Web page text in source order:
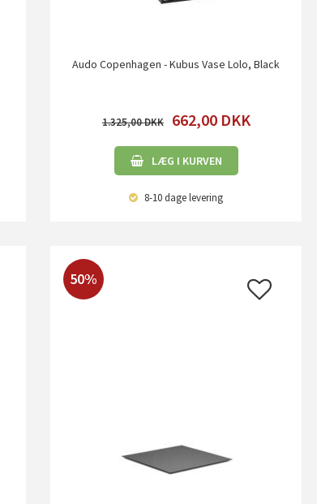
Audo Copenhagen - Kubus Vase Lolo, Black
1.325,00 662,00 DKK
LÆG I KURVEN
8-10 dagelevering
50%